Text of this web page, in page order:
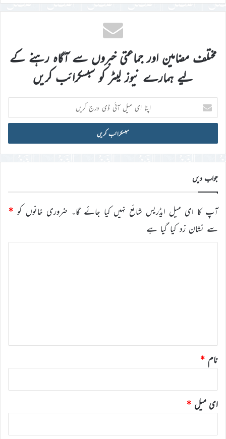
مختلف مضامین اور جماعتی خبروں سے آگاہ رہنے کے
لیے ہمارے نیوز لیٹر کو سبسکرائب کریں
اپنا
ای
میل
ڈی
درج
کریں
جواب دیں
آپ کا ای میل ایڈریس شائع نہیں کیا جائے گا۔ ضروری خانوں کو *
سے نشان زد کیا گیا ہے
نام *
ای میل *